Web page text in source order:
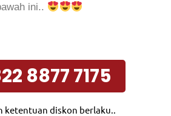
ini..
8877 7175
ketentuan diskon berlaku..